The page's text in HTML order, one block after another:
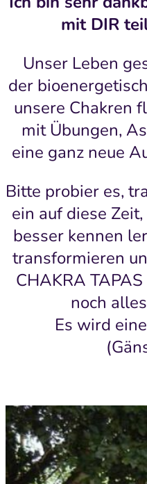
mit DIR
Unser Leben
der
unsere Chakren
mit Übungen,
eine ganz neue
Bitte probier es,
ein auf diese
besser kennen
transformieren
CHAKRA
noch
Es wird